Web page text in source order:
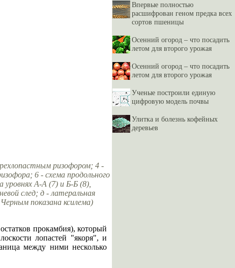
ризофором; 4 -
6 - схема продольного
уровнях А-А (7) и Б-Б (8),
след; д - латеральная
показана ксилема)
прокамбия), который
лопастей "якоря", и
между ними несколько
Впервые полностью
расшифрован геном предка всех
сортов пшеницы
Осенний огород – что посадить
летом для второго урожая
Осенний огород – что посадить
летом для второго урожая
Ученые построили единую
цифровую модель почвы
Улитка и болезнь кофейных
деревьев